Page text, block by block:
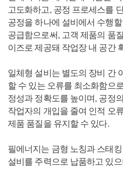
고도화하고, 공정 프로세스를
공정을 하나에 설비에서 수행
공급함으로써, 고객 제품의 품
이즈로 제공돼 작업장 내 공간
일체형 설비는 별도의 장비 간
할 수 있는 오류를 최소화함으
정성과 정확도를 높이며, 공정
작업자의 개입을 줄여 인적 오
제품 품질을 유지할 수 있다.
필에너지는 금형 노칭과 스태
설비를 주력으로 납품하고 있